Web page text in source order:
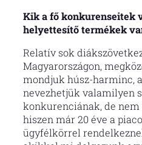
Kik a fő konkurenseitek
helyettesítő termékek
Relatív sok
Magyarországon,
mondjuk húsz-harminc,
nevezhetjük valamilyen
konkurenciának, de
hiszen már 20 éve a
ügyfélkörrel